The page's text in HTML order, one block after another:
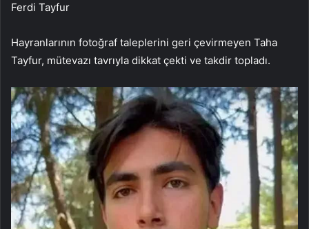
Ferdi Tayfur
Hayranlarının fotoğraf taleplerini geri çevirmeyen Taha
Tayfur, mütevazı tavrıyla dikkat çekti ve takdir topladı.